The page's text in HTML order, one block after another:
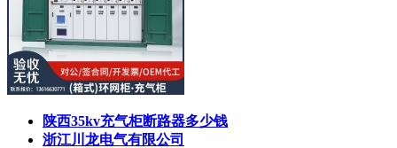
陕西35kv充气柜断路器多少钱
浙江川龙电气有限公司